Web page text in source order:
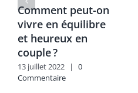
Comment peut-on
vivre en équilibre
et heureux en
couple ?
13 juillet 2022 |
0
Commentaire